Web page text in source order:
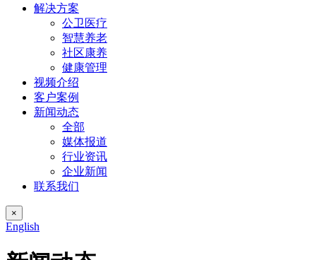
解决方案
公卫医疗
智慧养老
社区康养
健康管理
视频介绍
客户案例
新闻动态
全部
媒体报道
行业资讯
企业新闻
联系我们
×
English